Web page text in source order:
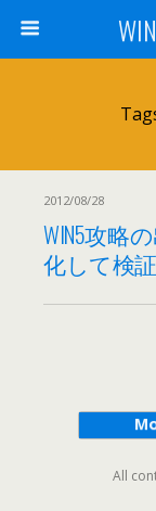
2012/08/28
WIN5攻略
化して検証
All